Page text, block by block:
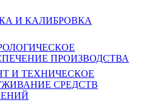
И КАЛИБРОВКА
ПРОИЗВОДСТВА
И ТЕХНИЧЕСКОЕ
СРЕДСТВ